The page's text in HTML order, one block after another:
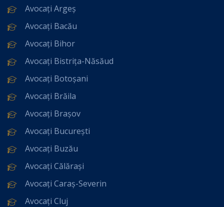
Avocați Argeș
Avocați Bacău
Avocați Bihor
Avocați Bistrița-Năsăud
Avocați Botoșani
Avocați Brăila
Avocați Brașov
Avocați București
Avocați Buzău
Avocați Călărași
Avocați Caraș-Severin
Avocați Cluj